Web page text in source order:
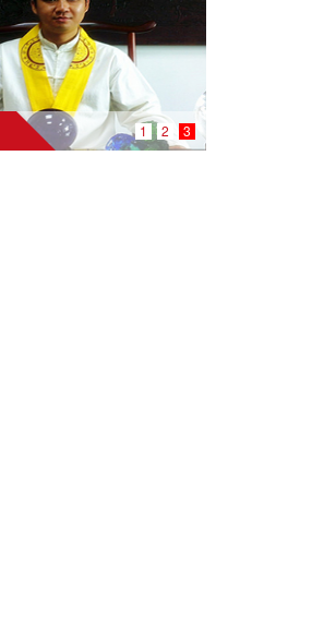
1 2 3